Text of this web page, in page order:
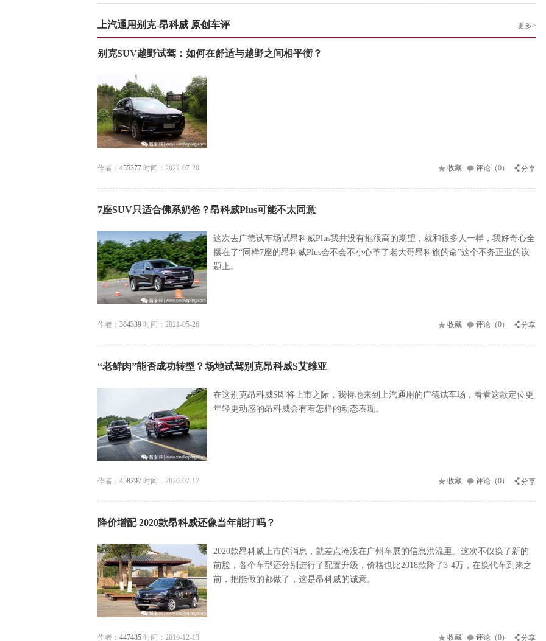
更多>
上汽通用别克-昂科威 原创车评
别克SUV越野试驾：如何在舒适与越野之间相平衡？
收藏 评论（0） 分享
作者： 455377 时间：2022-07-20
7座SUV只适合佛系奶爸？昂科威Plus可能不太同意
这次去广德试车场试昂科威Plus我并没有抱很高的期望，就和很多人一样，我好奇心全
摆在了“同样7座的昂科威Plus会不会不小心革了老大哥昂科旗的命”这个不务正业的议
题上。
收藏 评论（0） 分享
作者： 384339 时间：2021-05-26
“老鲜肉”能否成功转型？场地试驾别克昂科威S艾维亚
在这别克昂科威S即将上市之际，我特地来到上汽通用的广德试车场，看看这款定位更
年轻更动感的昂科威会有着怎样的动态表现。
收藏 评论（0） 分享
作者： 458297 时间：2020-07-17
降价增配 2020款昂科威还像当年能打吗？
2020款昂科威上市的消息，就差点淹没在广州车展的信息洪流里。这次不仅换了新的
前脸，各个车型还分别进行了配置升级，价格也比2018款降了3-4万，在换代车到来之
前，把能做的都做了，这是昂科威的诚意。
收藏 评论（0） 分享
作者： 447485 时间：2019-12-13